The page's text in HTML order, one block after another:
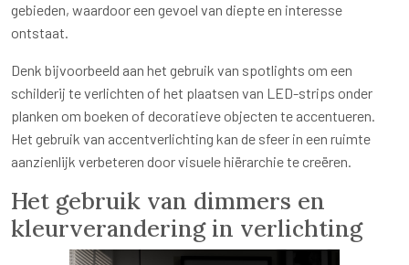
gebieden, waardoor een gevoel van diepte en interesse
ontstaat.
Denk bijvoorbeeld aan het gebruik van spotlights om een
schilderij te verlichten of het plaatsen van LED-strips onder
planken om boeken of decoratieve objecten te accentueren.
Het gebruik van accentverlichting kan de sfeer in een ruimte
aanzienlijk verbeteren door visuele hiërarchie te creëren.
Het gebruik van dimmers en
kleurverandering in verlichting